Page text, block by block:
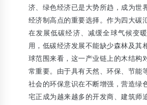
2017年3月26日
2012年2月7日
木结构建筑系为小松幸平教授举办欢迎会
2015年10月15日
南京林业大学木结构方向本科人才培养与课程设置研
2013年11月5日
济、绿色经济已是大势所趋，成为世
经济制高点的重要选择。作为四大碳
在发展低碳经济、减缓全球气候变
用，低碳经济发展不能缺少森林及其
球范围来看，这一产业链上的木结构
常重要。由于具有天然、环保、节能
社会的环保意识在不断增强，营造绿
宅正成为越来越多的开发商、建筑师